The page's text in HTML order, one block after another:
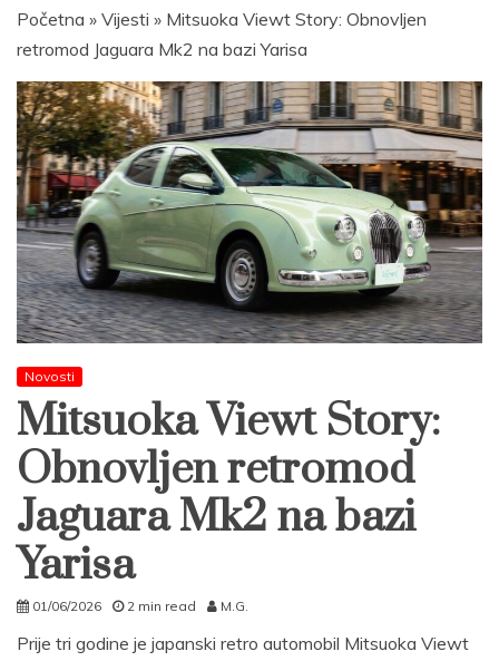
Početna » Vijesti » Mitsuoka Viewt Story: Obnovljen
retromod Jaguara Mk2 na bazi Yarisa
Novosti
Mitsuoka Viewt Story:
Obnovljen retromod
Jaguara Mk2 na bazi
Yarisa
01/06/2026 2 min read M.G.
Prije tri godine je japanski retro automobil Mitsuoka Viewt